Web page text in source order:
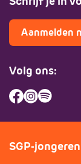
Aanmelden
Volg ons:
SGP-